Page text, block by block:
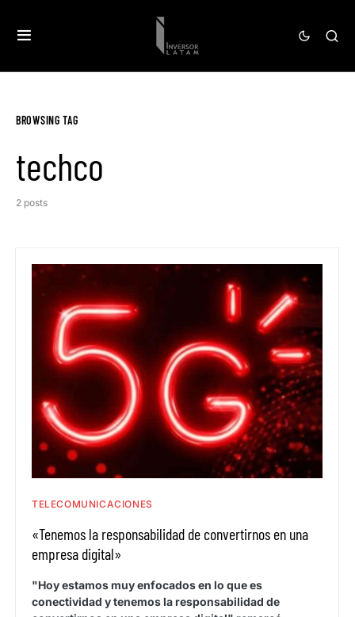
BROWSING TAG
techco
2 posts
TELECOMUNICACIONES
«Tenemos la responsabilidad de convertirnos en una
empresa digital»
"Hoy estamos muy enfocados en lo que es
conectividad y tenemos la responsabilidad de